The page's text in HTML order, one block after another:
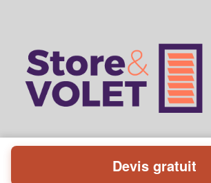
Powered byPlus que pro
Devis gratuit